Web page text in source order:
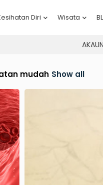
Diri Wisata
mudah Show all